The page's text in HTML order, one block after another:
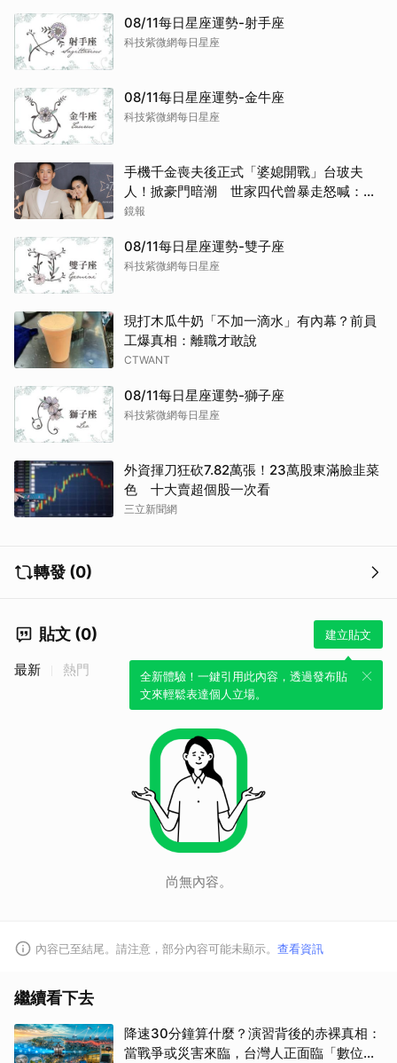
08/11每日星座運勢-射手座
科技紫微網每日星座
08/11每日星座運勢-金牛座
科技紫微網每日星座
手機千金喪夫後正式「婆媳開戰」台玻夫
人！掀豪門暗潮 世家四代曾暴走怒喊：我
只是一個年輕人
鏡報
08/11每日星座運勢-雙子座
科技紫微網每日星座
現打木瓜牛奶「不加一滴水」有內幕？前員
工爆真相：離職才敢說
CTWANT
08/11每日星座運勢-獅子座
科技紫微網每日星座
外資揮刀狂砍7.82萬張！23萬股東滿臉韭菜
色 十大賣超個股一次看
三立新聞網
轉發 (0)
貼文 (0) 建立貼文
全新體驗！一鍵引用此內容，透過發布貼
文來輕鬆表達個人立場。
最新 熱門
尚無內容。
內容已至結尾。請注意，部分內容可能未顯示。 查看資訊
繼續看下去
降速30分鐘算什麼？演習背後的赤裸真相：
當戰爭或災害來臨，台灣人正面臨「數位窒